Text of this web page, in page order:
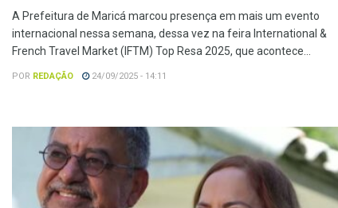
A Prefeitura de Maricá marcou presença em mais um evento
internacional nessa semana, dessa vez na feira International &
French Travel Market (IFTM) Top Resa 2025, que acontece...
POR REDAÇÃO 24/09/2025 - 14:11